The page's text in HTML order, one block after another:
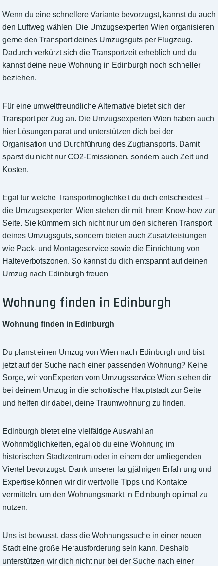
Wenn du eine schnellere Variante bevorzugst, kannst du auch
den Luftweg wählen. Die Umzugsexperten Wien organisieren
gerne den Transport deines Umzugsguts per Flugzeug.
Dadurch verkürzt sich die Transportzeit erheblich und du
kannst deine neue Wohnung in Edinburgh noch schneller
beziehen.
Für eine umweltfreundliche Alternative bietet sich der
Transport per Zug an. Die Umzugsexperten Wien haben auch
hier Lösungen parat und unterstützen dich bei der
Organisation und Durchführung des Zugtransports. Damit
sparst du nicht nur CO2-Emissionen, sondern auch Zeit und
Kosten.
Egal für welche Transportmöglichkeit du dich entscheidest –
die Umzugsexperten Wien stehen dir mit ihrem Know-how zur
Seite. Sie kümmern sich nicht nur um den sicheren Transport
deines Umzugsguts, sondern bieten auch Zusatzleistungen
wie Pack- und Montageservice sowie die Einrichtung von
Halteverbotszonen. So kannst du dich entspannt auf deinen
Umzug nach Edinburgh freuen.
Wohnung finden in Edinburgh
Wohnung finden in Edinburgh
Du planst einen Umzug von Wien nach Edinburgh und bist
jetzt auf der Suche nach einer passenden Wohnung? Keine
Sorge, wir vonExperten vom Umzugsservice Wien stehen dir
bei deinem Umzug in die schottische Hauptstadt zur Seite
und helfen dir dabei, deine Traumwohnung zu finden.
Edinburgh bietet eine vielfältige Auswahl an
Wohnmöglichkeiten, egal ob du eine Wohnung im
historischen Stadtzentrum oder in einem der umliegenden
Viertel bevorzugst. Dank unserer langjährigen Erfahrung und
Expertise können wir dir wertvolle Tipps und Kontakte
vermitteln, um den Wohnungsmarkt in Edinburgh optimal zu
nutzen.
Uns ist bewusst, dass die Wohnungssuche in einer neuen
Stadt eine große Herausforderung sein kann. Deshalb
unterstützen wir dich nicht nur bei der Suche nach einer